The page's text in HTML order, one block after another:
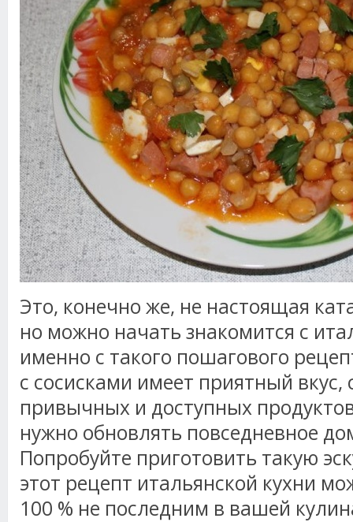
Это, конечно же, не настоящая
но можно начать знакомится с
именно с такого пошагового
с сосисками имеет приятный вкус,
привычных и доступных
нужно обновлять повседневное
Попробуйте приготовить такую
этот рецепт итальянской кухни
100 % не последним в вашей